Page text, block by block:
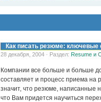
Как писать резюме: ключевые
28 декабря, 2004 · Раздел: Resume и
Компании все больше и больше
составляет и процесс приема на
значит, что резюме, написанные
что Вам придется научиться